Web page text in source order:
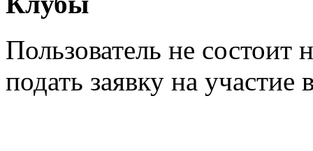
Пользователь не
подать заявку на